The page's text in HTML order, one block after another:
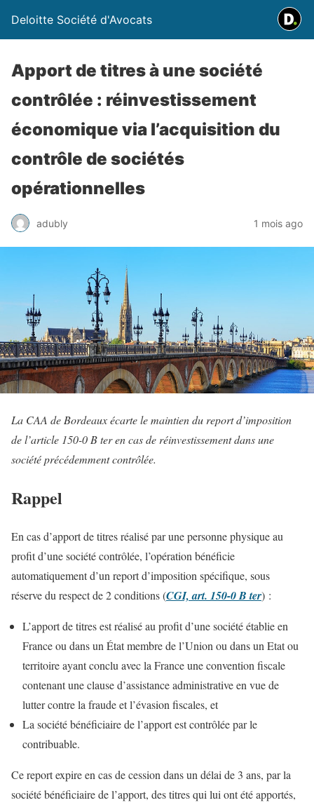
Deloitte Société d'Avocats
Apport de titres à une société
contrôlée : réinvestissement
économique via l’acquisition du
contrôle de sociétés
opérationnelles
adubly 1 mois ago
La CAA de Bordeaux écarte le maintien du report d’imposition
de l’article 150-0 B ter en cas de réinvestissement dans une
société précédemment contrôlée.
Rappel
En cas d’apport de titres réalisé par une personne physique au
profit d’une société contrôlée, l’opération bénéficie
automatiquement d’un report d’imposition spécifique, sous
réserve du respect de 2 conditions (CGI, art. 150-0 B ter) :
L’apport de titres est réalisé au profit d’une société établie en
France ou dans un État membre de l’Union ou dans un Etat ou
territoire ayant conclu avec la France une convention fiscale
contenant une clause d’assistance administrative en vue de
lutter contre la fraude et l’évasion fiscales, et
La société bénéficiaire de l’apport est contrôlée par le
contribuable.
Ce report expire en cas de cession dans un délai de 3 ans, par la
société bénéficiaire de l’apport, des titres qui lui ont été apportés,